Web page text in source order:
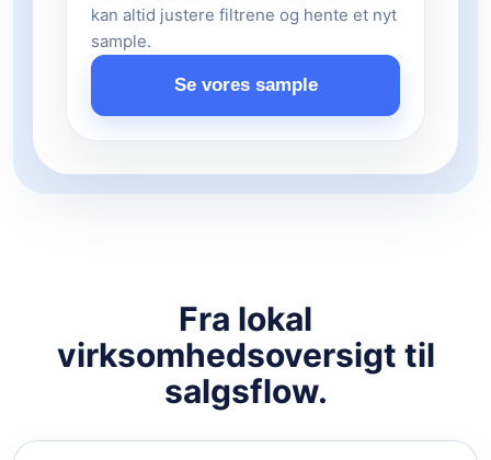
kan altid justere filtrene og hente et nyt
sample.
Se vores sample
Fra lokal
virksomhedsoversigt til
salgsflow.